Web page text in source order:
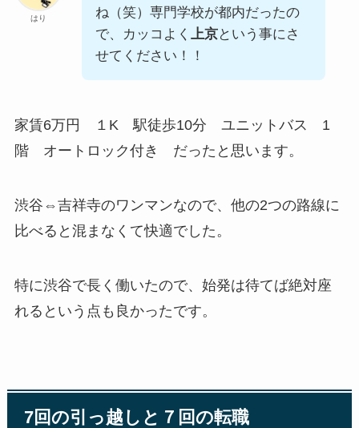
はり
ね（笑）専門学校が都内だったの
で、カッコよく 上京という事にさ
せてください！！
家賃6万円 １K 駅徒歩10分 ユニットバス 1
階 オートロック付き だったと思います。
渋谷⇔吉祥寺のワンマンなので、他の2つの路線に
比べると混まなくて快適でした。
特に渋谷で長く働いたので、始発は待てば絶対座
れるという点も良かったです。
7回の引っ越しと７回の転職